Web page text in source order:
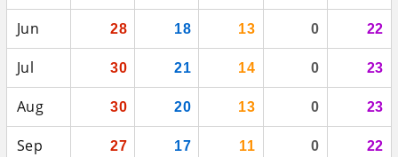
Jun 28 18 13 0 22
Jul 30 21 14 0 23
Aug 30 20 13 0 23
Sep 27 17 11 0 22